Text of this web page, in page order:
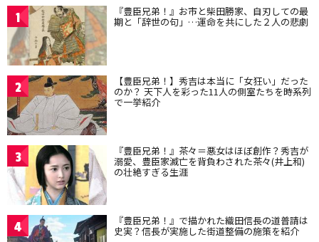
1 『豊臣兄弟！』お市と柴田勝家、自刃しての最
期と「辞世の句」…運命を共にした２人の悲劇
2 【豊臣兄弟！】秀吉は本当に「女狂い」だった
のか？ 天下人を彩った11人の側室たちを時系列
で一挙紹介
3 『豊臣兄弟！』茶々＝悪女はほぼ創作？秀吉が
溺愛、豊臣家滅亡を背負わされた茶々(井上和)
の壮絶すぎる生涯
4 『豊臣兄弟！』で描かれた織田信長の道普請は
史実？信長が実施した街道整備の施策を紹介